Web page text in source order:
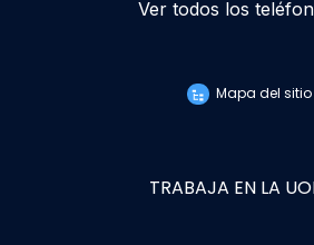
Ver todos los
Mapa del sitio
TRABAJA EN LA